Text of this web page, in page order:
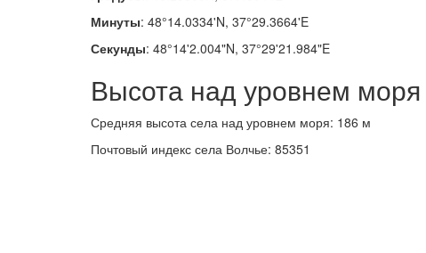
Минуты: 48°14.0334'N, 37°29.3664'E
Секунды: 48°14'2.004"N, 37°29'21.984"E
Высота над уровнем моря
Средняя высота села над уровнем моря: 186 м
Почтовый индекс села Волчье: 85351